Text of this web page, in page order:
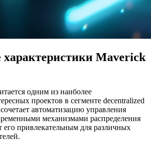
Maverick
одним из наиболее
проектов в сегменте decentralized
автоматизацию управления
механизмами распределения
его привлекательным для различных